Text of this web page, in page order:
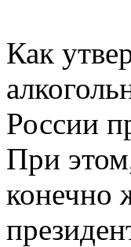
Как
России
При
конечно